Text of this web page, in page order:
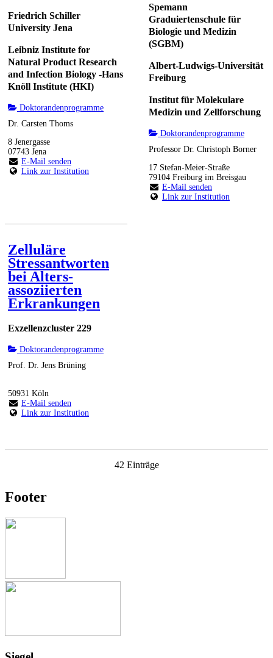
Friedrich Schiller
University Jena
Leibniz Institute for
Natural Product Research
and Infection Biology -Hans
Knöll Institute (HKI)
Doktorandenprogramme
Dr. Carsten Thoms
8 Jenergasse
07743 Jena
E-Mail senden
Link zur Institution
Spemann
Graduiertenschule für
Biologie und Medizin
(SGBM)
Albert-Ludwigs-Universität
Freiburg
Institut für Molekulare
Medizin und Zellforschung
Doktorandenprogramme
Professor Dr. Christoph Borner
17 Stefan-Meier-Straße
79104 Freiburg im Breisgau
E-Mail senden
Link zur Institution
Zelluläre
Stressantworten
bei Alters-
assoziierten
Erkrankungen
Exzellenzcluster 229
Doktorandenprogramme
Prof. Dr. Jens Brüning
50931 Köln
E-Mail senden
Link zur Institution
42 Einträge
Footer